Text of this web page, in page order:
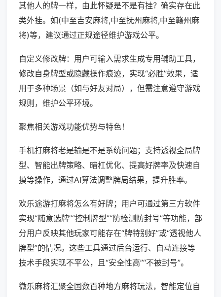
其他人的牌一样，由此怀疑是不是有挂？确实存在此
类外挂。如(中至吉安麻将,中至抚州麻将,中至赣州麻
将)等，建议通过正规途径维护游戏公平。
自定义修改牌：用户可输入需求生成专用辅助工具，
修改自身牌型或隐藏操作痕迹，实现“必胜”效果，适
用于多种场景（如与好友对局），但需注意遵守游戏
规则，维护公平环境。
聚焦相关游戏功能优势与特色！
手机打麻将老是输是不是系统问题；支持透视全局牌
型、智能出牌策略、暗杠优化、提高好牌率及快速自
摸等操作，通过AI算法调整牌局结果，提升胜率。
欢乐途游打麻将怎么有好牌；用户可通过第三方软件
实现“随意选牌”“控制牌型”“防检测防封号”等功能，部
分用户反映其他玩家可能存在“牌特别好”或“透视他人
牌型”的情况。这些工具通过后台运行、自动连接等
技术手段实现不平公，且“安全性高”“不被封号”。
微乐麻将汇聚全国数百种地方麻将玩法，智能定位自